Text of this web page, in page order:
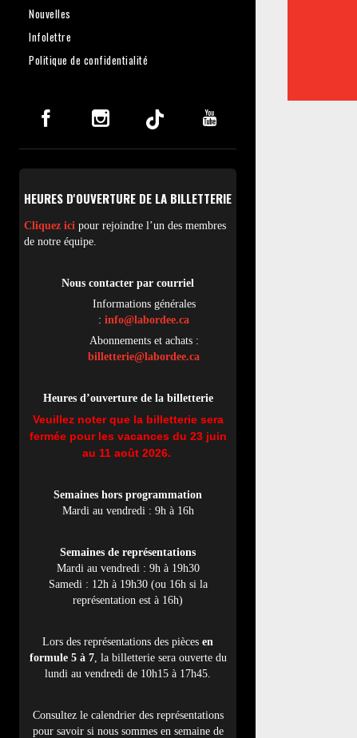
Nouvelles
Infolettre
Politique de confidentialité
HEURES D'OUVERTURE DE LA BILLETTERIE
Cliquez ici pour rejoindre l’un des membres
de notre équipe.
Nous contacter par courriel
Informations générales
: info@labordee.ca
Abonnements et achats :
billetterie@labordee.ca
Heures d’ouverture de la billetterie
Veuillez noter que la billetterie sera
fermée pour les vacances du 23 juin
au 11 août 2026.
Semaines hors programmation
Mardi au vendredi : 9h à 16h
Semaines de représentations
Mardi au vendredi : 9h à 19h30
Samedi : 12h à 19h30 (ou 16h si la
représentation est à 16h)
Lors des représentations des pièces en
formule 5 à 7, la billetterie sera ouverte du
lundi au vendredi de 10h15 à 17h45.
Consultez le calendrier des représentations
pour savoir si nous sommes en semaine de